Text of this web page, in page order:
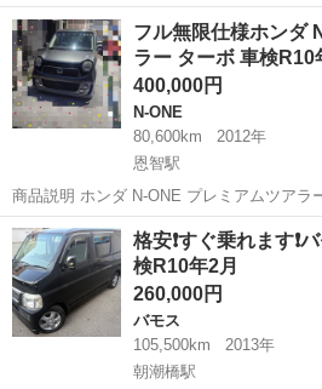
名： ホンダ ■ 車種名： Ｎ－ＢＯＸ
ビ スマキー 両側スライドドア アルミ
量： 660...
大阪 大阪市 N-BOX
フル無限仕様ホンダ
ラー ターボ 車検
400,000円
N-ONE
80,600km
2012年
恩智駅
商品説明 ホンダ N-ONE プレミアムツアラ
車検が令和10年1月まで 【装備】 フルセ
後ドライブレコーダー スマートキー 社外
車 【車両...
大阪 八尾市 恩智駅 N-ONE
格安❗️すぐ乗れま
検R10年2月
260,000円
バモス
105,500km
2013年
朝潮橋駅